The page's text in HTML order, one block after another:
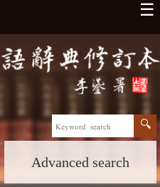
☰
Advanced search